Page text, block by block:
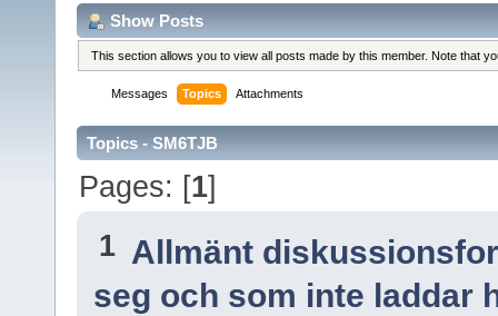
Show Posts
This section allows you to view all posts made by this member. Note that
Messages Topics Attachments
Topics - SM6TJB
Pages: [1]
1 Allmänt
seg och som inte laddar